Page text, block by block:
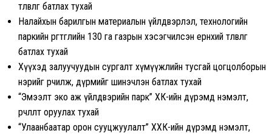
төлөвлөгөө батлах тухай
Налайхын барилгын материалын үйлдвэрлэл, технологийн
паркийн өргөтгөлийн 130 га газрын хэсэгчилсэн ерөнхий төлөвлөгөө
батлах тухай
Хүүхэд залуучуудын сургалт хүмүүжлийн тусгай цогцолборын
нэрийг өөрчилж, дүрмийг шинэчлэн батлах тухай
“Эмээлт эко аж үйлдвэрийн парк” ХК-ийн дүрэмд нэмэлт,
өөрчлөлт оруулах тухай
“Улаанбаатар орон сууцжуулалт” ХХК-ийн дүрэмд нэмэлт,